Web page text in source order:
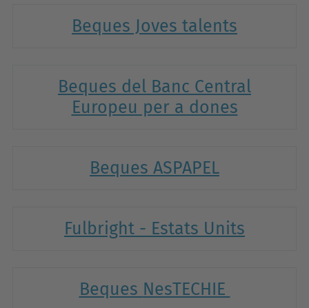
Beques Joves talents
Beques del Banc Central
Europeu per a dones
Beques ASPAPEL
Fulbright - Estats Units
Beques NesTECHIE